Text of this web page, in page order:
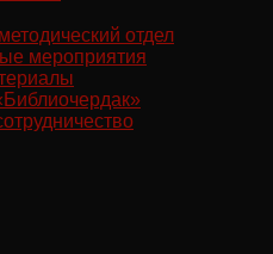
отдел
мероприятия